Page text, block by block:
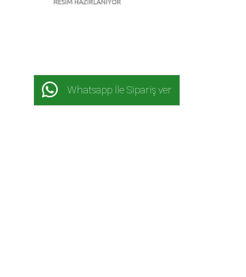
Whatsapp İle Sipariş ver